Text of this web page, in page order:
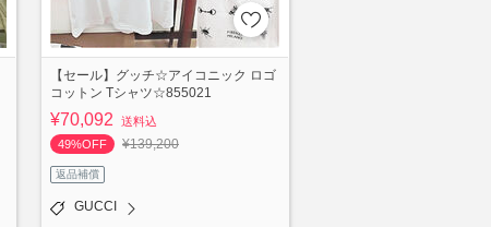
【セール】グッチ☆アイコニック ロゴ
コットン Tシャツ☆855021
¥70,092
送料込
49%OFF
¥139,200
返品補償
GUCCI